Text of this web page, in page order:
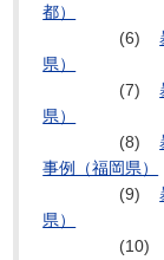
都）
(6)
県）
(7)
県）
(8)
事例（福岡県）
(9)
県）
(10)